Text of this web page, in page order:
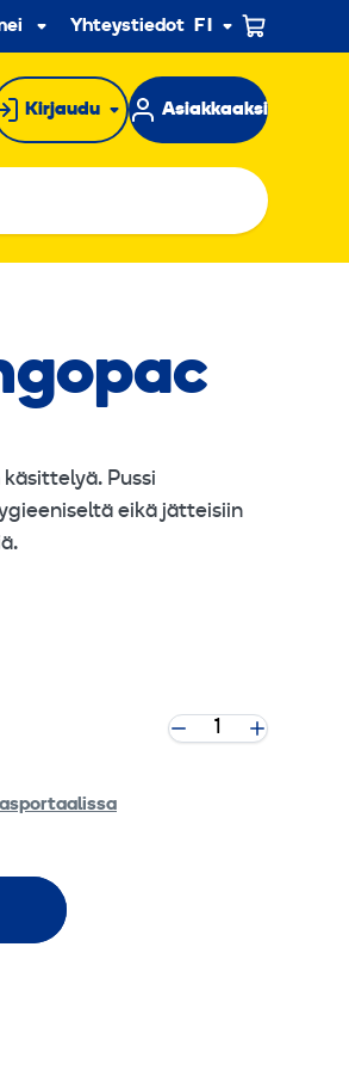
Alavalikko
Yhteystiedot FI
Kirjaudu Asiakkaaksi
Pussi
eikä jätteisiin